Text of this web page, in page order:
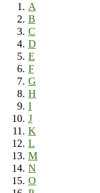
A
B
C
D
E
F
G
H
I
J
K
L
M
N
O